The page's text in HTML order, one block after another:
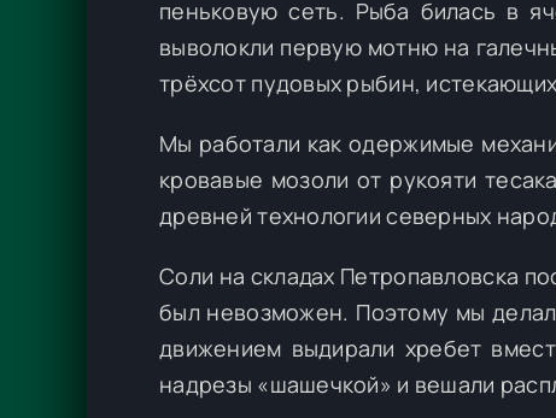
пеньковую сеть. Рыба билась в
выволокли первую мотню на
трёхсот пудовых рыбин,
Мы работали как одержимые
кровавые мозоли от рукояти
древней технологии северных
Соли на складах Петропавловска
был невозможен. Поэтому мы
движением выдирали хребет
надрезы «шашечкой» и вешали